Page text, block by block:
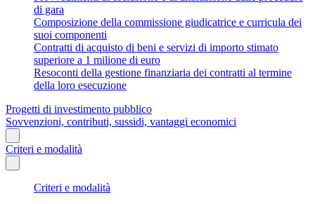
di gara
Composizione della commissione giudicatrice e curricula dei
suoi componenti
Contratti di acquisto di beni e servizi di importo stimato
superiore a 1 milione di euro
Resoconti della gestione finanziaria dei contratti al termine
della loro esecuzione
Progetti di investimento pubblico
Sovvenzioni, contributi, sussidi, vantaggi economici
Criteri e modalità
Criteri e modalità